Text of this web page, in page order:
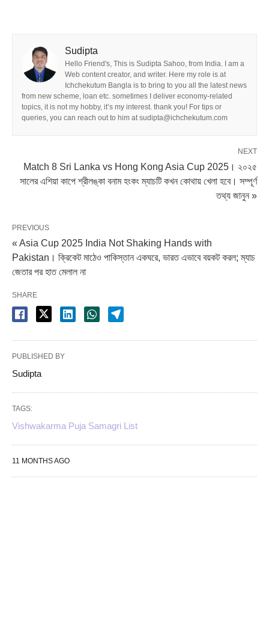
Sudipta
Hello Friend's, This is Sudipta Sahoo, from India. I am a
Web content creator, and writer. Here my role is at
Ichchekutum Bangla is to bring to you all the latest news
from new scheme, loan etc. sometimes I deliver economy-related
topics, it is not my hobby, it’s my interest. thank you! For tips or
queries, you can reach out to him at sudipta@ichchekutum.com
NEXT
Match 8 Sri Lanka vs Hong Kong Asia Cup 2025। ২০২৫
সালের এশিয়া কাপে শ্রীলঙ্কা বনাম হংকং ম্যাচটি কখন কোথায় খেলা হবে। সম্পূর্ণ
তথ্য জানুন »
PREVIOUS
« Asia Cup 2025 India Not Shaking Hands with
Pakistan। ক্রিকেট মাঠেও পাকিস্তান একঘরে, ভারত এভাবে বয়কট করল; ম্যাচ
জেতার পর হাত মেলাল না
SHARE
PUBLISHED BY
Sudipta
TAGS:
Vishwakarma Puja Samagri List
11 MONTHS AGO